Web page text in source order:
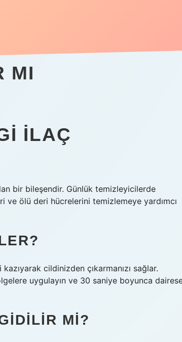
MI
ILAÇ
bir bileşendir. Günlük temizleyicilerde
ölü deri hücrelerini temizlemeye yardımcı
cildinizden çıkarmanızı sağlar.
uygulayın ve 30 saniye boyunca
MI?